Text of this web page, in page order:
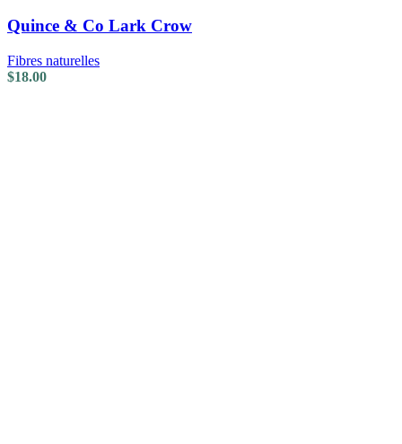
Quince & Co Lark Crow
Fibres naturelles
$18.00